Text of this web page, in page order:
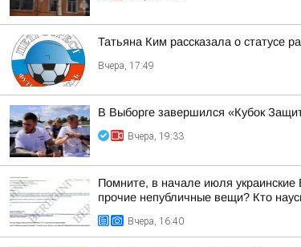
Татьяна Ким рассказала о статусе
Вчера, 17:49
В Выборге завершился «Кубок
Вчера, 19:33
Помните, в начале июля
прочие непубличные вещи? Кто
Вчера, 16:40